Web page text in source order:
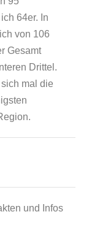
64er. In
von 106
Gesamt
Drittel.
mal die
und Infos